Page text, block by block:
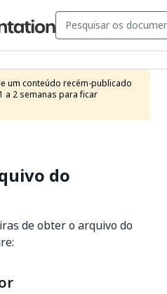
um conteúdo recém-publicado
a 2 semanas para ficar
do
de obter o arquivo do